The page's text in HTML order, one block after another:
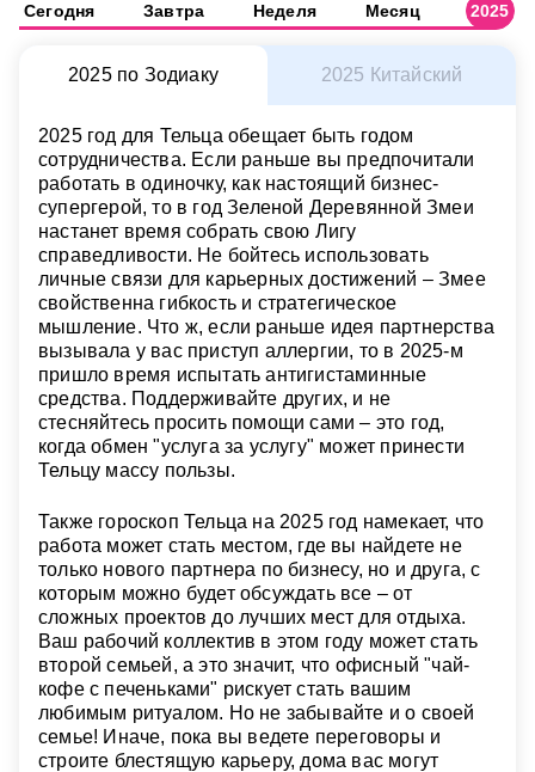
Сегодня Завтра Неделя Месяц 2025
2025 по Зодиаку 2025 Китайский
2025 год для Тельца обещает быть годом
сотрудничества. Если раньше вы предпочитали
работать в одиночку, как настоящий бизнес-
супергерой, то в год Зеленой Деревянной Змеи
настанет время собрать свою Лигу
справедливости. Не бойтесь использовать
личные связи для карьерных достижений – Змее
свойственна гибкость и стратегическое
мышление. Что ж, если раньше идея партнерства
вызывала у вас приступ аллергии, то в 2025-м
пришло время испытать антигистаминные
средства. Поддерживайте других, и не
стесняйтесь просить помощи сами – это год,
когда обмен "услуга за услугу" может принести
Тельцу массу пользы.
Также гороскоп Тельца на 2025 год намекает, что
работа может стать местом, где вы найдете не
только нового партнера по бизнесу, но и друга, с
которым можно будет обсуждать все – от
сложных проектов до лучших мест для отдыха.
Ваш рабочий коллектив в этом году может стать
второй семьей, а это значит, что офисный "чай-
кофе с печеньками" рискует стать вашим
любимым ритуалом. Но не забывайте и о своей
семье! Иначе, пока вы ведете переговоры и
строите блестящую карьеру, дома вас могут